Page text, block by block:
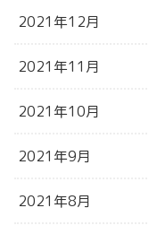
2021年12月
2021年11月
2021年10月
2021年9月
2021年8月